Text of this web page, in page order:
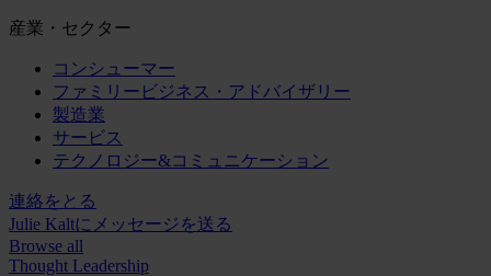
産業・セクター
コンシューマー
ファミリービジネス・アドバイザリー
製造業
サービス
テクノロジー&コミュニケーション
連絡をとる
Julie Kaltにメッセージを送る
Browse all
Thought Leadership